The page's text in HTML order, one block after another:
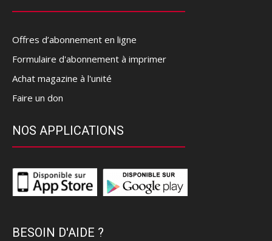
Offres d’abonnement en ligne
Formulaire d'abonnement à imprimer
Achat magazine à l'unité
Faire un don
NOS APPLICATIONS
BESOIN D'AIDE ?